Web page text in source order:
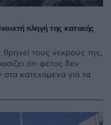
πληγή της κατοχής
τους νεκρούς της,
ότι φέτος δεν
στα κατεχόμενα για τα